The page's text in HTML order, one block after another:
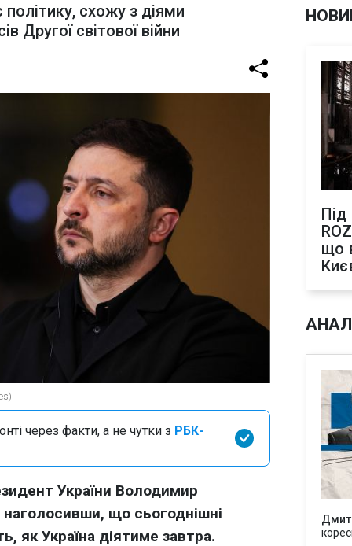
схожу з діями
Другої світової війни
через факти, а не чутки з РБК-
України Володимир
що сьогоднішні
як Україна діятиме завтра.
Під
що